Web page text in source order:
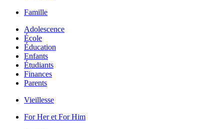
Famille
Adolescence
École
Éducation
Enfants
Étudiants
Finances
Parents
Vieillesse
For Her et For Him